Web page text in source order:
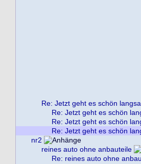
Re: Jetzt geht es schön
Re: Jetzt geht es schön
Re: Jetzt geht es schön
Re: Jetzt geht es schön
nr2
reines auto ohne anbauteile
Re: reines auto ohne